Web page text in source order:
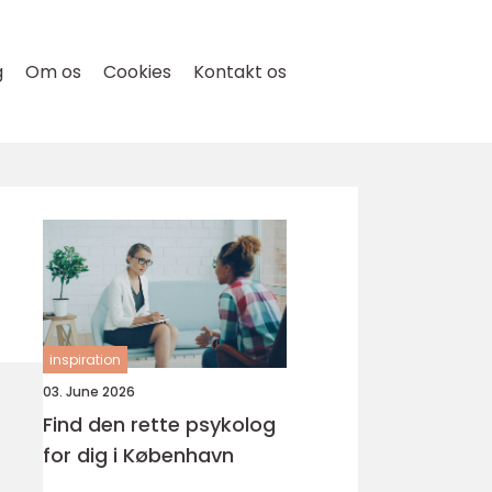
Om os Cookies Kontakt os
inspiration
03. June 2026
Find den rette psykolog
for dig i København